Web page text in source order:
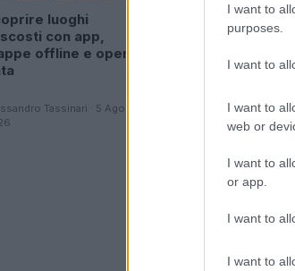
I want to
purposes.
I want to
I want to
web or
I want to
or app.
I want to
I want to
luoghi
con app,
offline e open
Tassinari · 5 Ago
itinerari tra borghi,
Camilla Bellini · 5 Ago 2026